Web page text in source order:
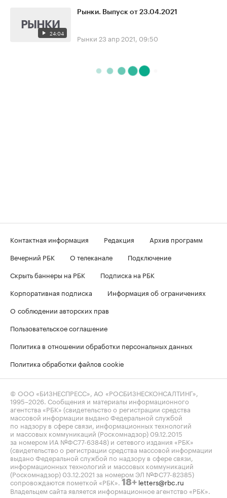
24:04
Рынки. Выпуск от 23.04.2021
Рынки 23 апр 2021, 09:50
Контактная информация Редакция
Архив программ
Вечерний РБК
О телеканале
Подключение
Скрыть баннеры на РБК
Подписка на РБК
Корпоративная подписка
Информация об ограничениях
О соблюдении авторских прав
Пользовательское соглашение
Политика в отношении обработки персональных данных
Политика обработки файлов cookie
© ООО «БИЗНЕСПРЕСС», АО «РОСБИЗНЕСКОНСАЛТИНГ»,
1995–2026 . Сообщения и материалы информационного
агентства «РБК» (свидетельство о регистрации средства
массовой информации выдано Федеральной службой
по надзору в сфере связи, информационных технологий
и массовых коммуникаций (Роскомнадзор) 09.12.2015
за номером ИА №ФС77-63848) и сетевого издания «РБК»
(свидетельство о регистрации средства массовой информации
выдано Федеральной службой по надзору в сфере связи,
информационных технологий и массовых коммуникаций
(Роскомнадзор) 03.12.2021 за номером ЭЛ №ФС77-82385)
сопровождаются пометкой «РБК». 18+ letters@rbc.ru
Владельцем сайта является информационное агентство «РБК».